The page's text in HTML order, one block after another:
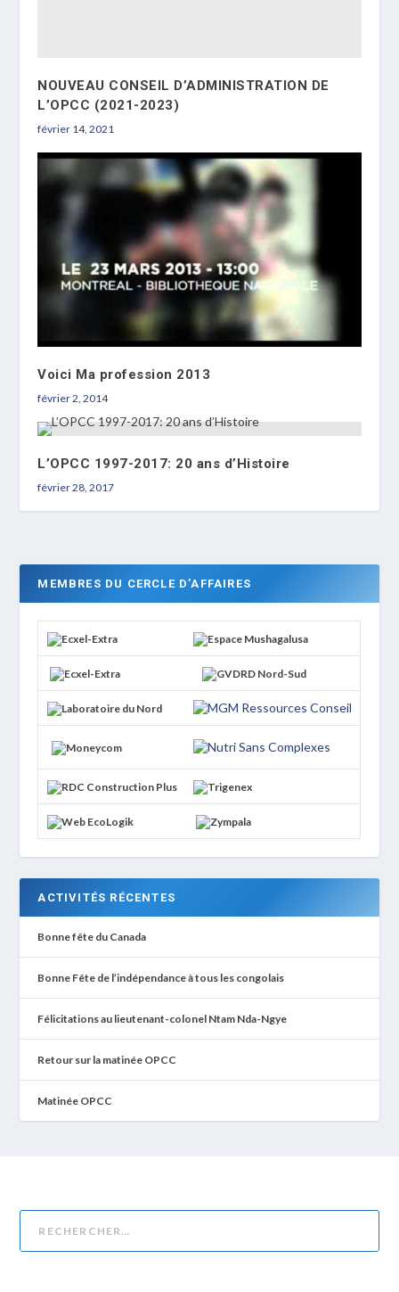
NOUVEAU CONSEIL D’ADMINISTRATION DE
L’OPCC (2021-2023)
février 14, 2021
Voici Ma profession 2013
février 2, 2014
L’OPCC 1997-2017: 20 ans d’Histoire
février 28, 2017
MEMBRES DU CERCLE D’AFFAIRES
ACTIVITÉS RÉCENTES
Bonne fête du Canada
Bonne Fête de l’indépendance à tous les congolais
Félicitations au lieutenant-colonel Ntam Nda-Ngye
Retour sur la matinée OPCC
Matinée OPCC